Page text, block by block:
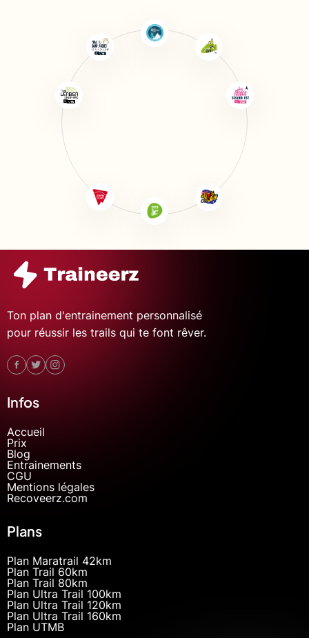
Ton plan d'entrainement personnalisé
pour réussir les trails qui te font rêver.
Infos
Accueil
Prix
Blog
Entrainements
CGU
Mentions légales
Recoveerz.com
Plans
Plan Maratrail 42km
Plan Trail 60km
Plan Trail 80km
Plan Ultra Trail 100km
Plan Ultra Trail 120km
Plan Ultra Trail 160km
Plan UTMB